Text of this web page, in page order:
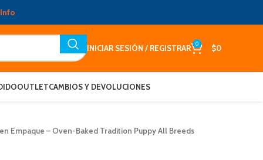
INICIAR SESIÓN / REGISTRAR 0 $0
OUTLETCAMBIOS Y DEVOLUCIONES
Empaque – Oven-Baked Tradition Puppy All Breeds